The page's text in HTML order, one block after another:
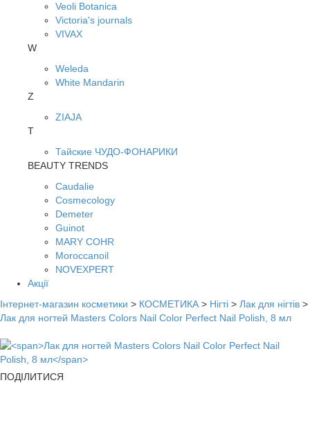
Veoli Botanica
Victoria's journals
VIVAX
W
Weleda
White Mandarin
Z
ZIAJA
Т
Тайские ЧУДО-ФОНАРИКИ
BEAUTY TRENDS
Caudalie
Cosmecology
Demeter
Guinot
MARY COHR
Moroccanoil
NOVEXPERT
Акції
Інтернет-магазин косметики > КОСМЕТИКА > Нігті > Лак для нігтів >
Лак для ногтей Masters Colors Nail Color Perfect Nail Polish, 8 мл
ПОДІЛИТИСЯ